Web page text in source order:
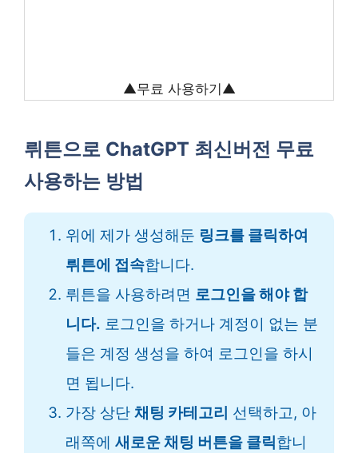
▲무료 사용하기▲
뤼튼으로 ChatGPT 최신버전 무료
사용하는 방법
위에 제가 생성해둔 링크를 클릭하여
뤼튼에 접속합니다.
뤼튼을 사용하려면 로그인을 해야 합
니다. 로그인을 하거나 계정이 없는 분
들은 계정 생성을 하여 로그인을 하시
면 됩니다.
가장 상단채팅 카테고리 선택하고, 아
래쪽에새로운 채팅 버튼을 클릭 합니